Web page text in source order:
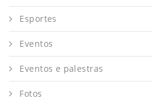
Esportes
Eventos
Eventos e palestras
Fotos